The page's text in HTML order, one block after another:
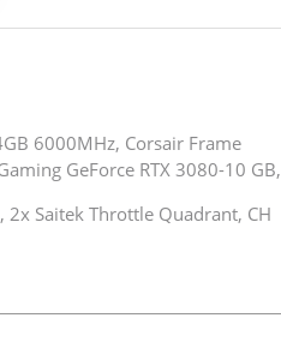
6000MHz, Corsair Frame
GeForce RTX 3080-10 GB,
2x Saitek Throttle Quadrant, CH